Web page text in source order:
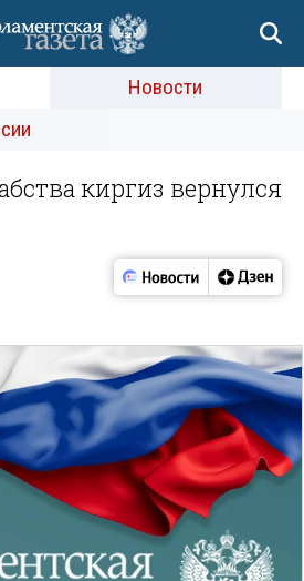
Новости
киргиз вернулся